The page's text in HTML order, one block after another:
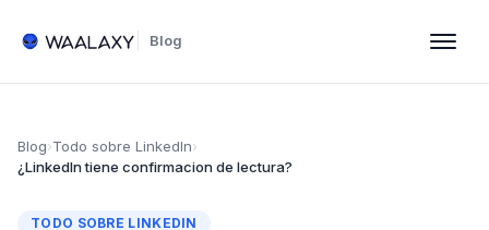
Blog
Blog›Todo sobre LinkedIn›
¿LinkedIn tiene confirmacion de lectura?
TODO SOBRE LINKEDIN